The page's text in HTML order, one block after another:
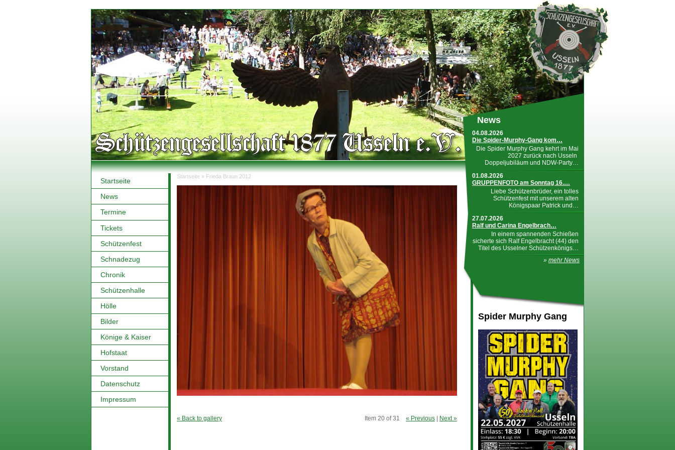
Startseite
News
Termine
Tickets
Schützenfest
Schnadezug
Chronik
Schützenhalle
Hölle
Bilder
Könige & Kaiser
Hofstaat
Vorstand
Datenschutz
Impressum
Sie sind hier
Startseite » Frieda Braun 2012
« Back to gallery Item 20 of 31 « Previous | Next »
Spider Murphy Gang
News
04.08.2026
Die Spider-Murphy-Gang kom…
Die Spider Murphy Gang kehrt im Mai
2027 zurück nach Usseln
Doppeljubiläum und NDW-Party…
01.08.2026
GRUPPENFOTO am Sonntag 16.…
Liebe Schützenbrüder, ein tolles
Schützenfest mit unserem alten
Königspaar Patrick und…
27.07.2026
Ralf und Carina Engelbrach…
In einem spannenden Schießen
sicherte sich Ralf Engelbracht (44) den
Titel des Usselner Schützenkönigs…
» mehr News